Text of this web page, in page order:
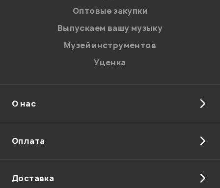
Оптовые закупки
Выпускаем вашу музыку
Музей инструментов
Уценка
О нас
Оплата
Доставка